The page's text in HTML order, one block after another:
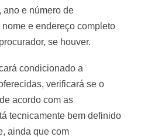
ano e número de
e endereço completo
se houver.
condicionado a
verificará se o
acordo com as
tecnicamente bem definido
ainda que com